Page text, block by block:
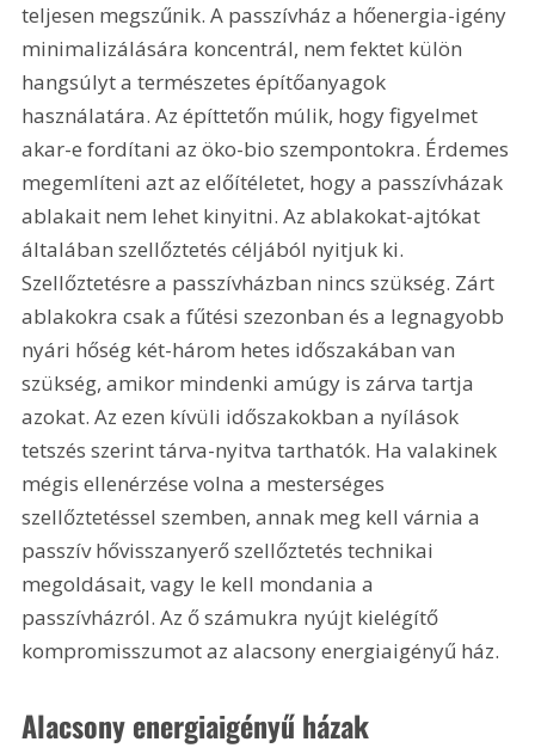
teljesen megszűnik. A passzívház a hőenergia-igény
minimalizálására koncentrál, nem fektet külön
hangsúlyt a természetes építőanyagok
használatára. Az építtetőn múlik, hogy figyelmet
akar-e fordítani az öko-bio szempontokra. Érdemes
megemlíteni azt az előítéletet, hogy a passzívházak
ablakait nem lehet kinyitni. Az ablakokat-ajtókat
általában szellőztetés céljából nyitjuk ki.
Szellőztetésre a passzívházban nincs szükség. Zárt
ablakokra csak a fűtési szezonban és a legnagyobb
nyári hőség két-három hetes időszakában van
szükség, amikor mindenki amúgy is zárva tartja
azokat. Az ezen kívüli időszakokban a nyílások
tetszés szerint tárva-nyitva tarthatók. Ha valakinek
mégis ellenérzése volna a mesterséges
szellőztetéssel szemben, annak meg kell várnia a
passzív hővisszanyerő szellőztetés technikai
megoldásait, vagy le kell mondania a
passzívházról. Az ő számukra nyújt kielégítő
kompromisszumot az alacsony energiaigényű ház.
Alacsony energiaigényű házak